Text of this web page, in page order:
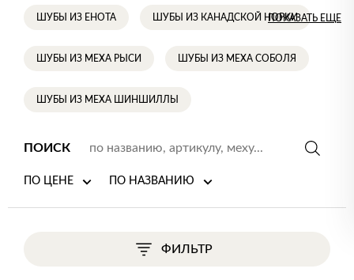
ШУБЫ ИЗ ЕНОТА ШУБЫ ИЗ КАНАДСКОЙ НОРКИ
ШУБЫ ИЗ МЕХА РЫСИ ШУБЫ ИЗ МЕХА СОБОЛЯ
ШУБЫ ИЗ МЕХА ШИНШИЛЛЫ
ПОКАЗАТЬ ЕЩЕ
ПОИСК
ПО ЦЕНЕ ПО НАЗВАНИЮ
ФИЛЬТР